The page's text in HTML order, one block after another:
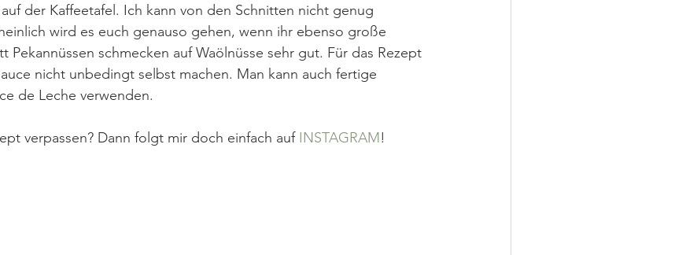
der Kaffeetafel. Ich kann von den Schnitten nicht genug
wird es euch genauso gehen, wenn ihr ebenso große
Pekannüssen schmecken auf Waölnüsse sehr gut. Für das Rezept
nicht unbedingt selbst machen. Man kann auch fertige
de Leche verwenden.
verpassen? Dann folgt mir doch einfach auf INSTAGRAM!